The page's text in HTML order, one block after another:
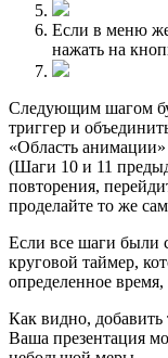
Если в меню
нажать на
Следующим шагом
триггер и
«Область
(Шаги 10 и 11
повторения,
проделайте то же
Если все шаги были
круговой таймер,
определенное
Как видно,
Ваша презентация